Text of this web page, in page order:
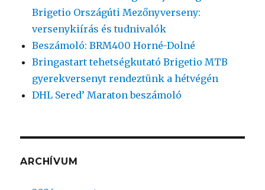
Brigetio Országúti Mezőnyverseny:
versenykiírás és tudnivalók
Beszámoló: BRM400 Horné-Dolné
Bringastart tehetségkutató Brigetio MTB
gyerekversenyt rendeztünk a hétvégén
DHL Sered’ Maraton beszámoló
ARCHÍVUM